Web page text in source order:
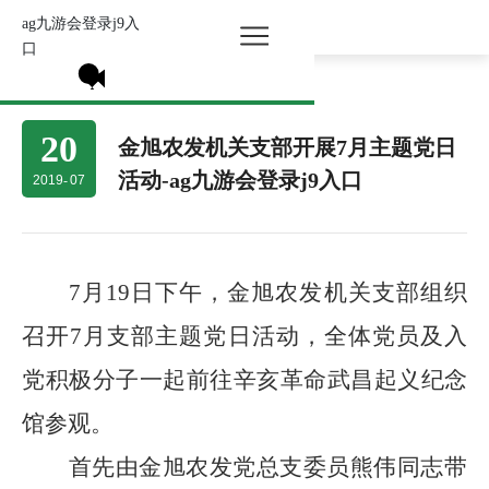
ag九游会登录j9入
口
所有分类 >
20
2019-07
金旭农发机关支部开展7月主题党日
活动-ag九游会登录j9入口
7月19日下午，金旭农发机关支部组织
召开7月支部主题党日活动，全体党员及入
党积极分子一起前往辛亥革命武昌起义纪念
馆参观。
首先由金旭农发党总支委员熊伟同志带